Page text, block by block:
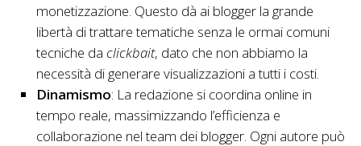
monetizzazione. Questo dà ai blogger la grande
libertà di trattare tematiche senza le ormai comuni
tecniche da clickbait, dato che non abbiamo la
necessità di generare visualizzazioni a tutti i costi.
Dinamismo: La redazione si coordina online in
tempo reale, massimizzando l’efficienza e
collaborazione nel team dei blogger. Ogni autore può